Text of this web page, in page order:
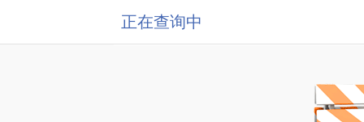
正在查询中